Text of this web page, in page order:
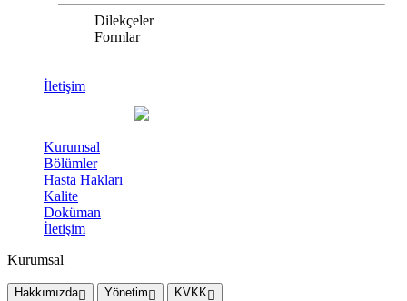
Dilekçeler
Formlar
İletişim
Kurumsal
Bölümler
Hasta Hakları
Kalite
Doküman
İletişim
Kurumsal
Hakkımızda Yönetim KVKK